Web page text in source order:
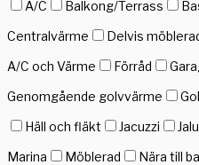
A/C
Balkong/Terrass
Centralvärme
Delvis
A/C och Värme
Förråd
Genomgående golvvärme
Häll och fläkt
Jacuzzi
Marina
Möblerad Nära till